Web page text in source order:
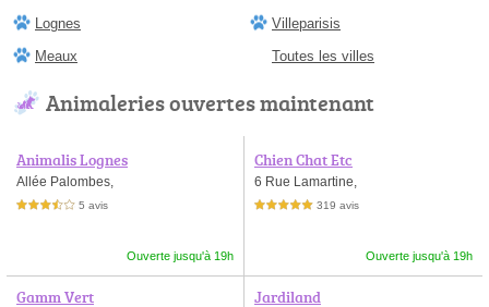
Lognes
Meaux
Villeparisis
Toutes les villes
Animaleries ouvertes maintenant
Animalis Lognes
Allée Palombes,
3,5 étoiles sur 5 5 avis
Ouverte jusqu'à 19h
Chien Chat Etc
6 Rue Lamartine,
5,0 étoiles sur 5 319 avis
Ouverte jusqu'à 19h
Gamm Vert Jardiland